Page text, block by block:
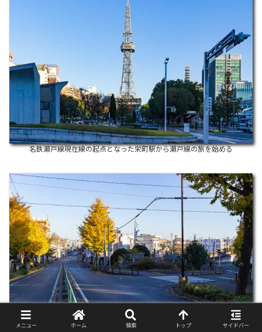
名鉄瀬戸線現在線の起点となった栄町駅から瀬戸線の旅を始める
メニュー ホーム 検索 トップ サイドバー